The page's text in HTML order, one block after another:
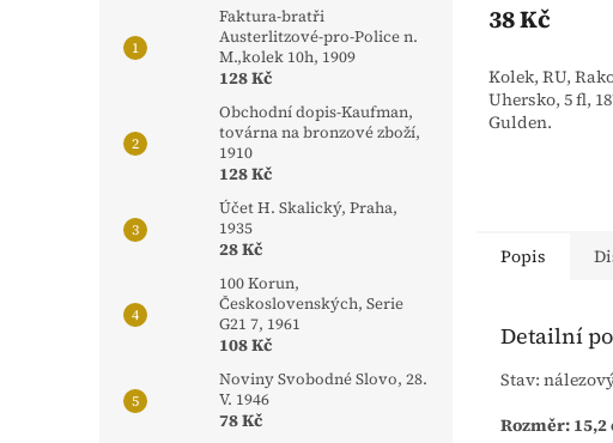
Faktura-bratři
Austerlitzové-pro-Police n.
M.,kolek 10h, 1909
128 Kč
Obchodní dopis-Kaufman,
továrna na bronzové zboží,
1910
128 Kč
Účet H. Skalický, Praha,
1935
28 Kč
100 Korun,
Československých, Serie
G21 7, 1961
108 Kč
Noviny Svobodné Slovo, 28.
V. 1946
78 Kč
38 Kč
Kolek, RU,
Uhersko, 5 fl,
Gulden.
Popis
Detailní
Stav:
Rozměr: 15,2